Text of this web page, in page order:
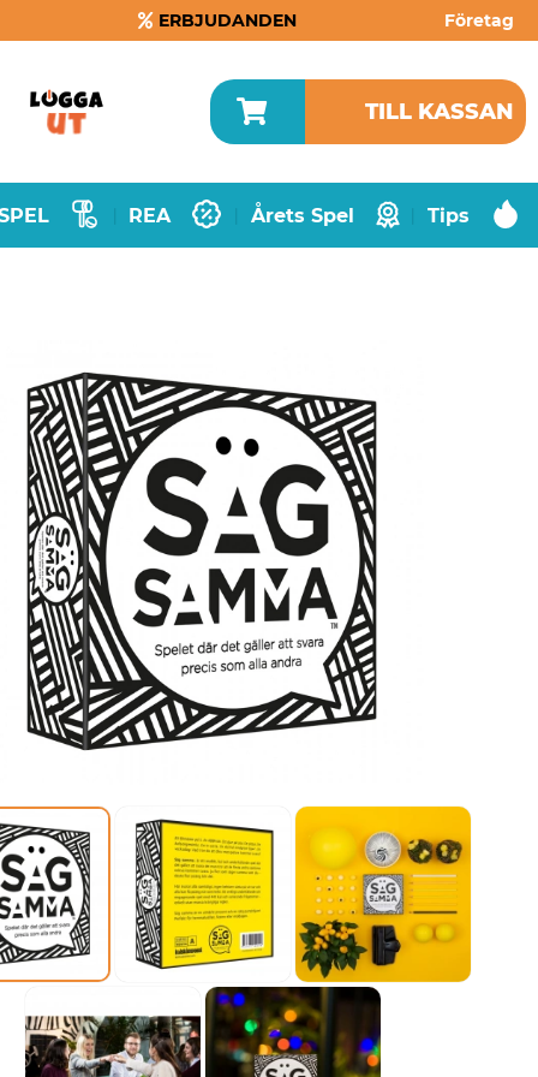
ERBJUDANDEN Företag
TILL KASSAN
REA Årets Spel Tips